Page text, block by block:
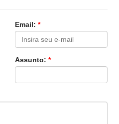
Email: *
Assunto: *